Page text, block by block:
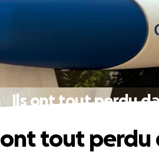
Ils ont tout perdu
tout perdu